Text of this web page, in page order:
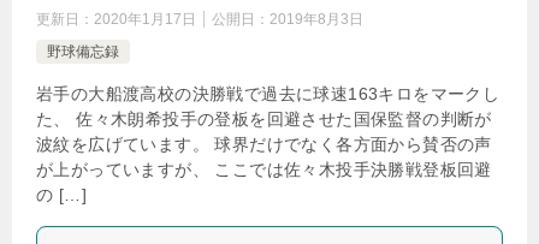
更新日： 2020年1月17日 公開日： 2019年8月3日
野球備忘録
岩手の大船渡高校の決勝戦で過去に球速163キロをマークし
た、 佐々木朗希投手の登板を回避させた国保監督の判断が
波紋を広げています。 球界だけでなく各方面から賛否の声
が上がっていますが、 ここでは佐々木投手決勝戦登板回避
の […]